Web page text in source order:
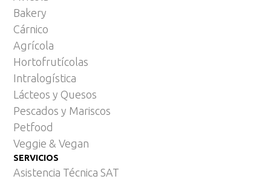
Bakery
Cárnico
Agrícola
Hortofrutícolas
Intralogística
Lácteos y Quesos
Pescados y Mariscos
Petfood
Veggie & Vegan
SERVICIOS
Asistencia Técnica SAT